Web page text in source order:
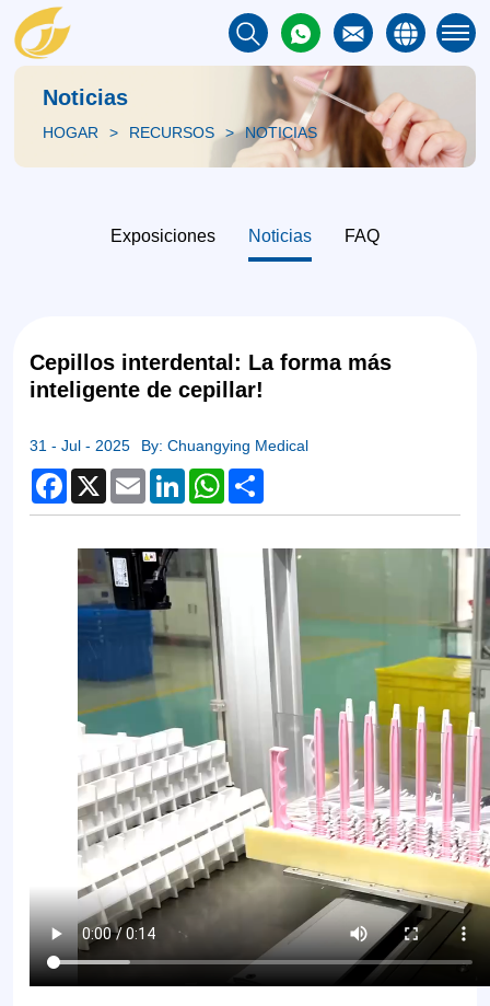
Noticias
HOGAR RECURSOS NOTICIAS
Exposiciones Noticias FAQ
Cepillos interdental: La forma más
inteligente de cepillar!
31 - Jul - 2025
By: Chuangying Medical
Facebook
X Email LinkedInWhatsApp